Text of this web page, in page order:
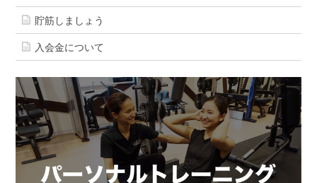
貯筋しましょう
入会金について